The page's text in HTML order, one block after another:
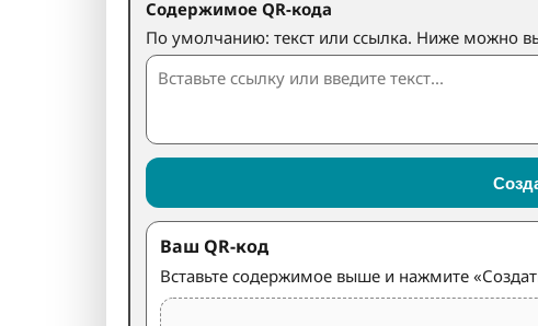
Содержимое QR-кода
По умолчанию: текст или ссылка. Ниже можно
Ваш QR-код
Вставьте содержимое выше и нажмите